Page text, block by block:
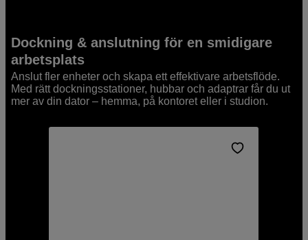
Dockning & anslutning för en smidigare
arbetsplats
Anslut fler enheter och skapa ett effektivare arbetsflöde.
Med rätt dockningsstationer, hubbar och adaptrar får du ut
mer av din dator – hemma, på kontoret eller i studion.